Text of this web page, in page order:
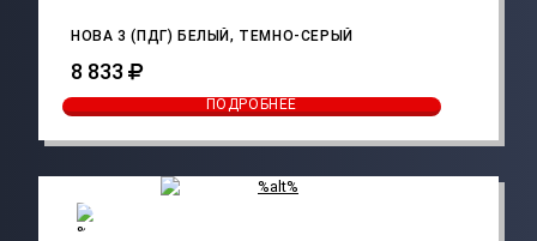
НОВА 3 (ПДГ) БЕЛЫЙ, ТЕМНО-СЕРЫЙ
8 833
ПОДРОБНЕЕ